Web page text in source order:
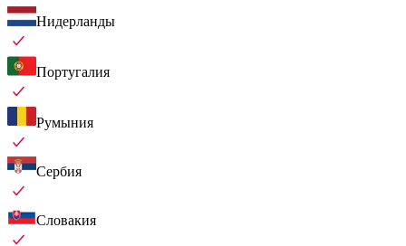
Нидерланды
Португалия
Румыния
Сербия
Словакия